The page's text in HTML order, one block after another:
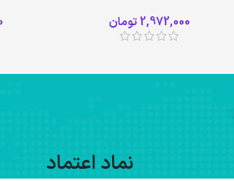
2,972,000تومان
نماد اعتماد